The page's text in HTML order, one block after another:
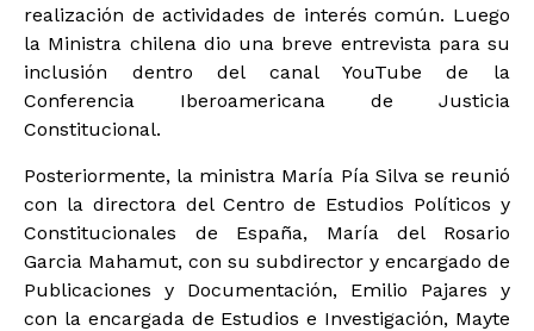
realización de actividades de interés común. Luego
la Ministra chilena dio una breve entrevista para su
inclusión dentro del canal YouTube de la
Conferencia Iberoamericana de Justicia
Constitucional.
Posteriormente, la ministra María Pía Silva se reunió
con la directora del Centro de Estudios Políticos y
Constitucionales de España, María del Rosario
Garcia Mahamut, con su subdirector y encargado de
Publicaciones y Documentación, Emilio Pajares y
con la encargada de Estudios e Investigación, Mayte